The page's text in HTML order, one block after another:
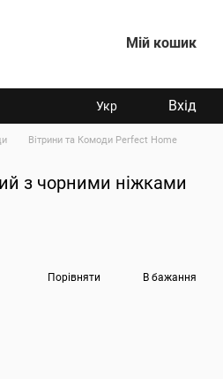
Мій кошик
Укр Вхід
Вітрини та Комоди Perfect Home
з чорними ніжками
Порівняти В бажання